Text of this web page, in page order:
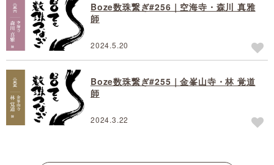
Boze数珠繋ぎ#256｜空海寺・森川 真雅
師
2024.5.20
Boze数珠繋ぎ#255｜金峯山寺・林 覚道
師
2024.3.22